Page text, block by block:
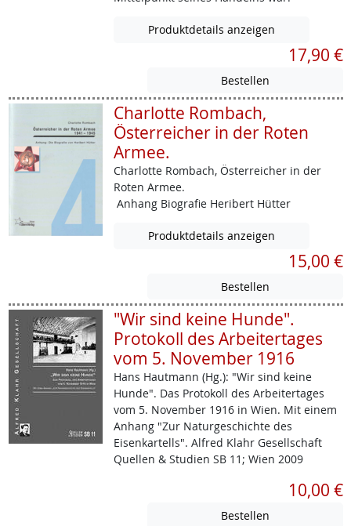
Produktdetails anzeigen
17,90 €
Charlotte Rombach,
Österreicher in der Roten
Armee.
Charlotte Rombach, Österreicher in der
Roten Armee.
Anhang Biografie Heribert Hütter
Produktdetails anzeigen
15,00 €
"Wir sind keine Hunde".
Protokoll des Arbeitertages
vom 5. November 1916
Hans Hautmann (Hg.): "Wir sind keine
Hunde". Das Protokoll des Arbeitertages
vom 5. November 1916 in Wien. Mit einem
Anhang "Zur Naturgeschichte des
Eisenkartells". Alfred Klahr Gesellschaft
Quellen & Studien SB 11; Wien 2009
10,00 €